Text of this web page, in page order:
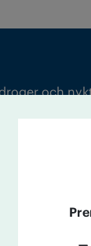
och
21, 116